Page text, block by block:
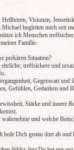
Visionen,
begleiten mich seit
ich Menschen
Familie.
prekären Situation?
treffsichere und
Gegenwart
Gefühlen, Gedanken und
Stärke und innere
und welche
hole Dich genau dort ab und